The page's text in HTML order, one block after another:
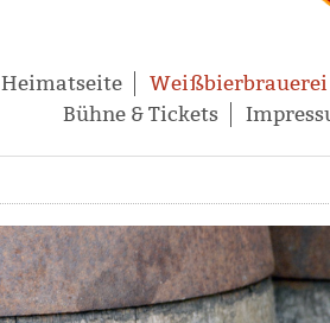
Heimatseite
Weißbierbrauerei
Bühne & Tickets